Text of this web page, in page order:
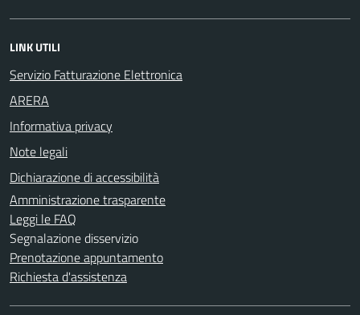
LINK UTILI
Servizio Fatturazione Elettronica
ARERA
Informativa privacy
Note legali
Dichiarazione di accessibilità
Amministrazione trasparente
Leggi le FAQ
Segnalazione disservizio
Prenotazione appuntamento
Richiesta d'assistenza